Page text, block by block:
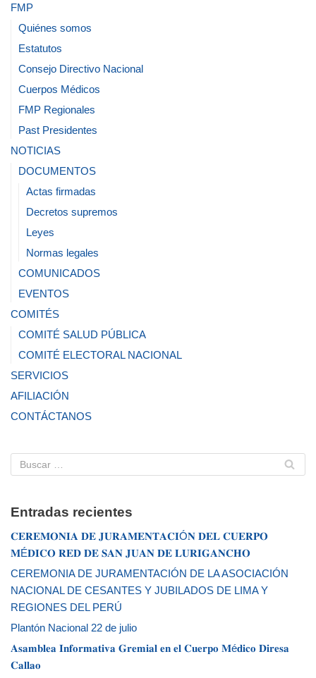
FMP
Quiénes somos
Estatutos
Consejo Directivo Nacional
Cuerpos Médicos
FMP Regionales
Past Presidentes
NOTICIAS
DOCUMENTOS
Actas firmadas
Decretos supremos
Leyes
Normas legales
COMUNICADOS
EVENTOS
COMITÉS
COMITÉ SALUD PÚBLICA
COMITÉ ELECTORAL NACIONAL
SERVICIOS
AFILIACIÓN
CONTÁCTANOS
Entradas recientes
𝐂𝐄𝐑𝐄𝐌𝐎𝐍𝐈𝐀 𝐃𝐄 𝐉𝐔𝐑𝐀𝐌𝐄𝐍𝐓𝐀𝐂𝐈Ó𝐍 𝐃𝐄𝐋 𝐂𝐔𝐄𝐑𝐏𝐎
𝐌É𝐃𝐈𝐂𝐎 𝐑𝐄𝐃 𝐃𝐄 𝐒𝐀𝐍 𝐉𝐔𝐀𝐍 𝐃𝐄 𝐋𝐔𝐑𝐈𝐆𝐀𝐍𝐂𝐇𝐎
CEREMONIA DE JURAMENTACIÓN DE LA ASOCIACIÓN
NACIONAL DE CESANTES Y JUBILADOS DE LIMA Y
REGIONES DEL PERÚ
Plantón Nacional 22 de julio
𝐀𝐬𝐚𝐦𝐛𝐥𝐞𝐚 𝐈𝐧𝐟𝐨𝐫𝐦𝐚𝐭𝐢𝐯𝐚 𝐆𝐫𝐞𝐦𝐢𝐚𝐥 𝐞𝐧 𝐞𝐥 𝐂𝐮𝐞𝐫𝐩𝐨 𝐌é𝐝𝐢𝐜𝐨 𝐃𝐢𝐫𝐞𝐬𝐚
𝐂𝐚𝐥𝐥𝐚𝐨